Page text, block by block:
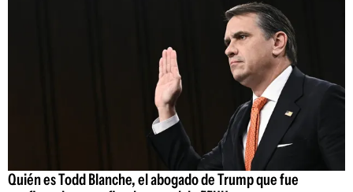
Quién es Todd Blanche, el abogado de Trump que fue